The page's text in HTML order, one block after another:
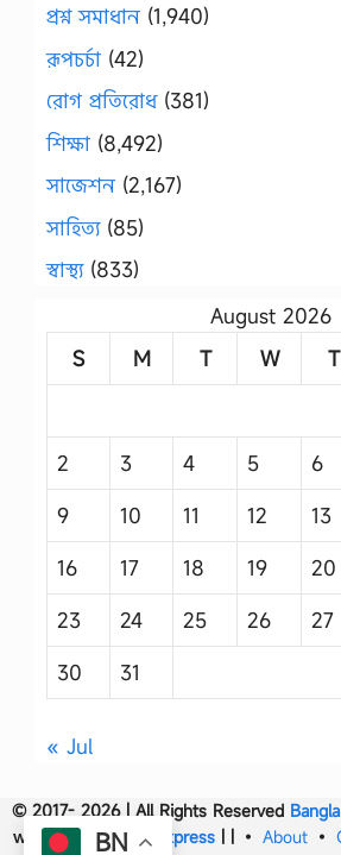
প্রশ্ন সমাধান (1,940)
রূপচর্চা (42)
রোগ প্রতিরোধ(381)
শিক্ষা (8,492)
সাজেশন (2,167)
সাহিত্য(85)
স্বাস্থ্য(833)
August 2026
S
M T W T
2
3 4 5 6
9
10 11 12 13
16
17 18 19 20
23
24 25 26 27
30
31
« Jul
© 2017- 2026 | All Rights Reserved
withBangla News Express | | • About •
BN